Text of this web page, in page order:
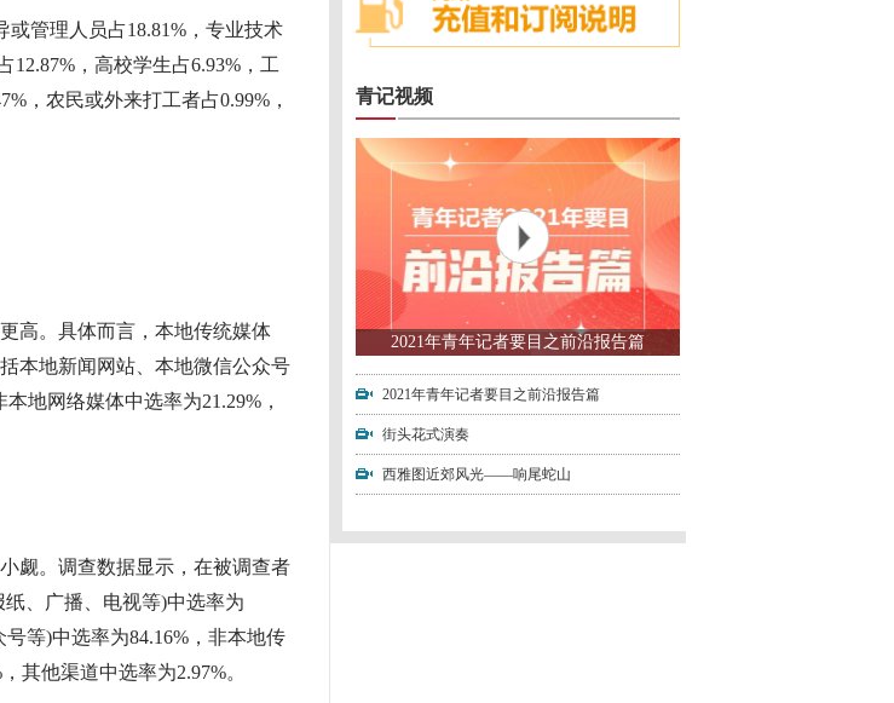
管理人员占18.81%，专业技术
12.87%，高校学生占6.93%，工
，农民或外来打工者占0.99%，
。具体而言，本地传统媒体
本地新闻网站、本地微信公众号
地网络媒体中选率为21.29%，
。调查数据显示，在被调查者
、广播、电视等)中选率为
等)中选率为84.16%，非本地传
其他渠道中选率为2.97%。
青记视频
2021年青年记者要目之前沿报告篇
2021年青年记者要目之前沿报告篇
街头花式演奏
西雅图近郊风光——响尾蛇山